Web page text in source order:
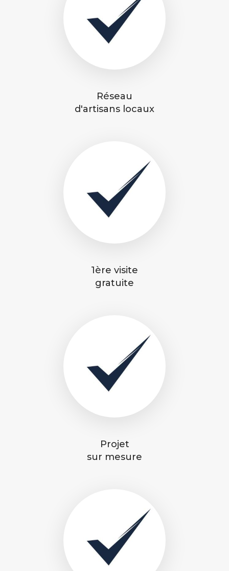
Réseau
d'artisans locaux
1ère visite
gratuite
Projet
sur mesure